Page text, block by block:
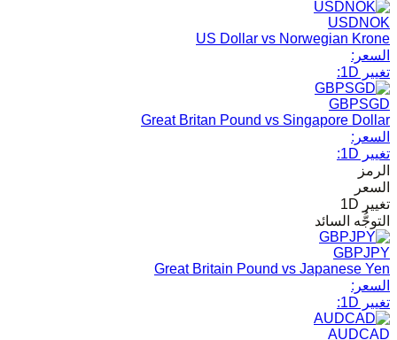
USDNOK
US Dollar vs Norwegian Krone
السعر:
تغيير 1D:
GBPSGD
Great Britan Pound vs Singapore Dollar
السعر:
تغيير 1D:
الرمز
السعر
تغيير 1D
التوجُّه السائد
GBPJPY
Great Britain Pound vs Japanese Yen
السعر:
تغيير 1D:
AUDCAD